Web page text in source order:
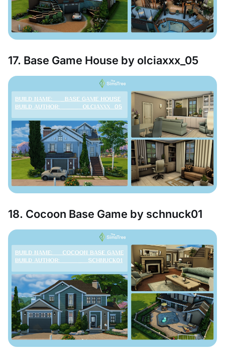
17. Base Game House by olciaxxx_05
18. Cocoon Base Game by schnuck01